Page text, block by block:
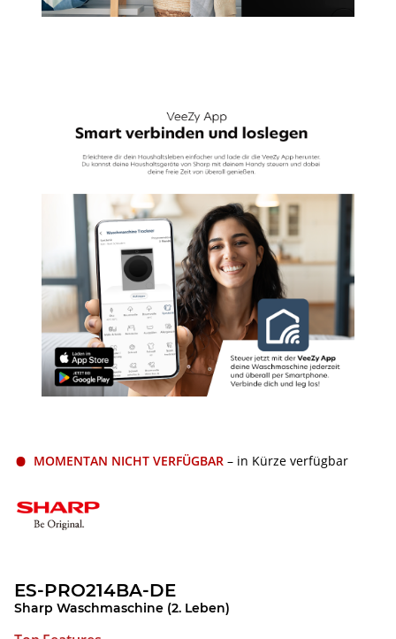
MOMENTAN NICHT VERFÜGBAR – in Kürze verfügbar
ES-PRO214BA-DE
Sharp Waschmaschine (2. Leben)